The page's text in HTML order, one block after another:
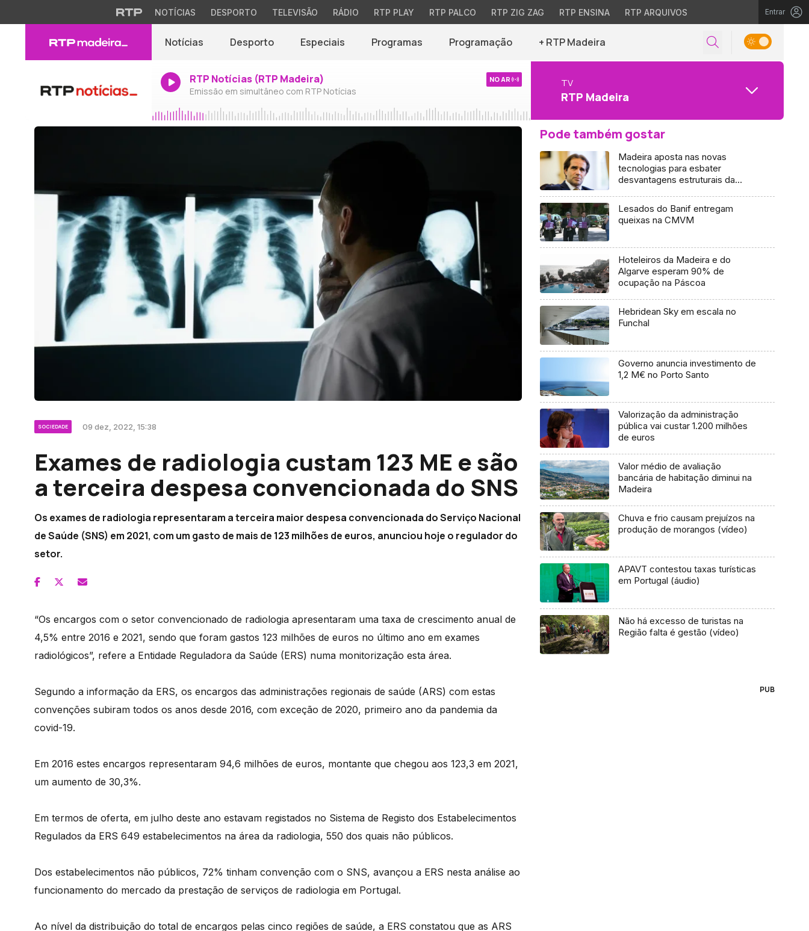
NOTÍCIAS DESPORTO TELEVISÃO RÁDIO RTP PLAY RTP PALCO RTP ZIG ZAG RTP ENSINA RTP ARQUIVOS Entrar
Notícias Desporto Especiais Programas Programação + RTP Madeira
RTP Notícias (RTP Madeira)
Emissão em simultâneo com RTP Notícias
NO AR TV
RTP Madeira
SOCIEDADE 09 dez, 2022, 15:38
Exames de radiologia custam 123 ME e são
a terceira despesa convencionada do SNS
Os exames de radiologia representaram a terceira maior despesa convencionada do Serviço Nacional
de Saúde (SNS) em 2021, com um gasto de mais de 123 milhões de euros, anunciou hoje o regulador do
setor.
“Os encargos com o setor convencionado de radiologia apresentaram uma taxa de crescimento anual de
4,5% entre 2016 e 2021, sendo que foram gastos 123 milhões de euros no último ano em exames
radiológicos”, refere a Entidade Reguladora da Saúde (ERS) numa monitorização esta área.
Segundo a informação da ERS, os encargos das administrações regionais de saúde (ARS) com estas
convenções subiram todos os anos desde 2016, com exceção de 2020, primeiro ano da pandemia da
covid-19.
Em 2016 estes encargos representaram 94,6 milhões de euros, montante que chegou aos 123,3 em 2021,
um aumento de 30,3%.
Em termos de oferta, em julho deste ano estavam registados no Sistema de Registo dos Estabelecimentos
Regulados da ERS 649 estabelecimentos na área da radiologia, 550 dos quais não públicos.
Dos estabelecimentos não públicos, 72% tinham convenção com o SNS, avançou a ERS nesta análise ao
funcionamento do mercado da prestação de serviços de radiologia em Portugal.
Ao nível da distribuição do total de encargos pelas cinco regiões de saúde, a ERS constatou que as ARS
Pode também gostar
Madeira aposta nas novas
tecnologias para esbater
desvantagens estruturais da
Lesados do Banif entregam
queixas na CMVM
Hoteleiros da Madeira e do
Algarve esperam 90% de
ocupação na Páscoa
Hebridean Sky em escala no
Funchal
Governo anuncia investimento de
1,2 M€ no Porto Santo
Valorização da administração
pública vai custar 1.200 milhões
de euros
Valor médio de avaliação
bancária de habitação diminui na
Madeira
Chuva e frio causam prejuízos na
produção de morangos (vídeo)
APAVT contestou taxas turísticas
em Portugal (áudio)
Não há excesso de turistas na
Região falta é gestão (vídeo)
PUB